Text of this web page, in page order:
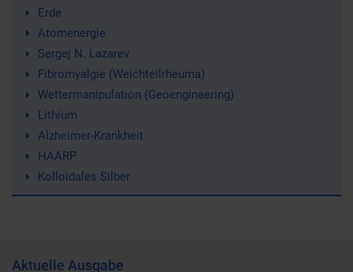
Erde
Atomenergie
Sergej N. Lazarev
Fibromyalgie (Weichteilrheuma)
Wettermanipulation (Geoengineering)
Lithium
Alzheimer-Krankheit
HAARP
Kolloidales Silber
Aktuelle Ausgabe